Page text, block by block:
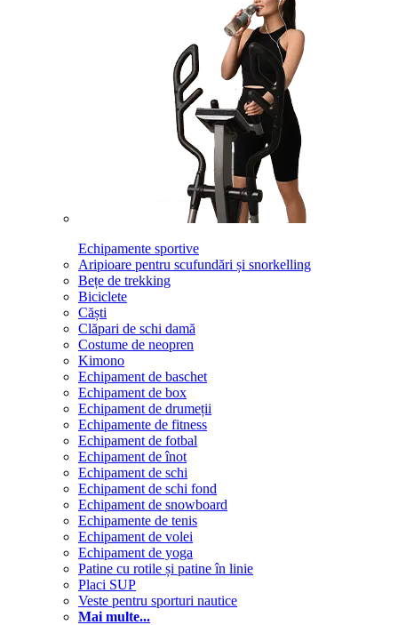
Echipamente sportive
Aripioare pentru scufundări și snorkelling
Bețe de trekking
Biciclete
Căști
Clăpari de schi damă
Costume de neopren
Kimono
Echipament de baschet
Echipament de box
Echipament de drumeții
Echipamente de fitness
Echipament de fotbal
Echipament de înot
Echipament de schi
Echipament de schi fond
Echipament de snowboard
Echipamente de tenis
Echipament de volei
Echipament de yoga
Patine cu rotile și patine în linie
Placi SUP
Veste pentru sporturi nautice
Mai multe...